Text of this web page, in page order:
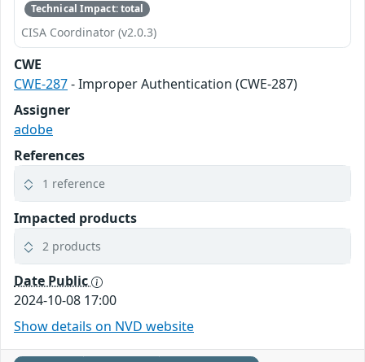
Technical Impact: total
CISA Coordinator (v2.0.3)
CWE
CWE-287- Improper Authentication (CWE-287)
Assigner
adobe
References
1 reference
Impacted products
2 products
Date Public
2024-10-08 17:00
Show details on NVD website